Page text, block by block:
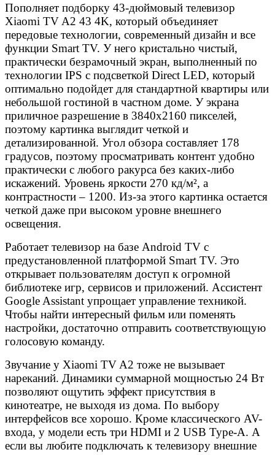
Пополняет подборку 43-дюймовый телевизор
Xiaomi TV A2 43 4K, который объединяет
передовые технологии, современный дизайн и все
функции Smart TV. У него кристально чистый,
практически безрамочный экран, выполненный по
технологии IPS с подсветкой Direct LED, который
оптимально подойдет для стандартной квартиры или
небольшой гостиной в частном доме. У экрана
приличное разрешение в 3840х2160 пикселей,
поэтому картинка выглядит четкой и
детализированной. Угол обзора составляет 178
градусов, поэтому просматривать контент удобно
практически с любого ракурса без каких-либо
искажений. Уровень яркости 270 кд/м², а
контрастности – 1200. Из-за этого картинка остается
четкой даже при высоком уровне внешнего
освещения.
Работает телевизор на базе Android TV с
предустановленной платформой Smart TV. Это
открывает пользователям доступ к огромной
библиотеке игр, сервисов и приложений. Ассистент
Google Assistant упрощает управление техникой.
Чтобы найти интересный фильм или поменять
настройки, достаточно отправить соответствующую
голосовую команду.
Звучание у Xiaomi TV A2 тоже не вызывает
нареканий. Динамики суммарной мощностью 24 Вт
позволяют ощутить эффект присутствия в
кинотеатре, не выходя из дома. По выбору
интерфейсов все хорошо. Кроме классического AV-
входа, у модели есть три HDMI и 2 USB Type-A. А
если вы любите подключать к телевизору внешние